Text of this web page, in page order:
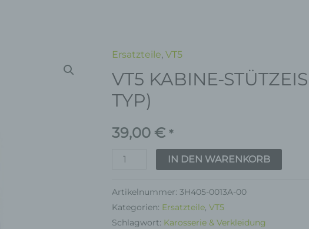
Ersatzteile,VT5
VT5 KABINE-
TYP)
39,00 € *
VT5
KABINE-
STÜTZEISEN
(H-
TYP)
Menge
IN DEN WARENKORB
Artikelnummer:3H405-0013A-00
Kategorien: Ersatzteile,VT5
Schlagwort: Karosserie & Verkleidung